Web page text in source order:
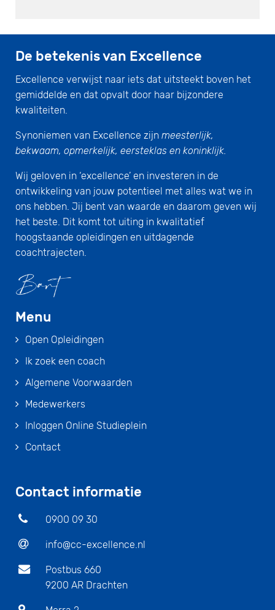
De betekenis van Excellence
Excellence verwijst naar iets dat uitsteekt boven het
gemiddelde en dat opvalt door haar bijzondere
kwaliteiten.
Synoniemen van Excellence zijn meesterlijk,
bekwaam, opmerkelijk, eersteklas en koninklijk.
Wij geloven in ‘excellence’ en investeren in de
ontwikkeling van jouw potentieel met alles wat we in
ons hebben. Jij bent van waarde en daarom geven wij
het beste. Dit komt tot uiting in kwalitatief
hoogstaande opleidingen en uitdagende
coachtrajecten.
Menu
Open Opleidingen
Ik zoek een coach
Algemene Voorwaarden
Medewerkers
Inloggen Online Studieplein
Contact
Contact informatie
0900 09 30
info@cc-excellence.nl
Postbus 660
9200 AR Drachten